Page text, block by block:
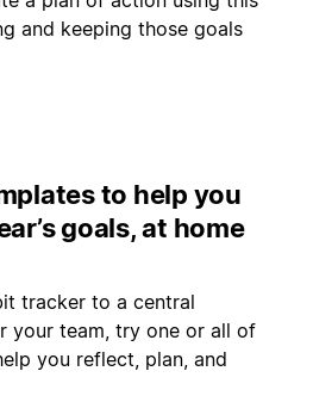
and keeping those goals
to help you
goals, at home
tracker to a central
your team, try one or all of
you reflect, plan, and